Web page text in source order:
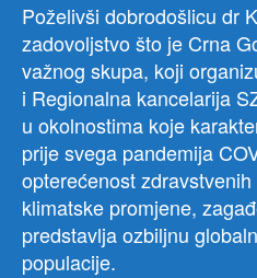
Poželivši dobrodošlicu dr
zadovoljstvo što je Crna
važnog skupa, koji
i Regionalna kancelarija
u okolnostima koje
prije svega pandemija
opterećenost
klimatske promjene,
predstavlja ozbiljnu
populacije.